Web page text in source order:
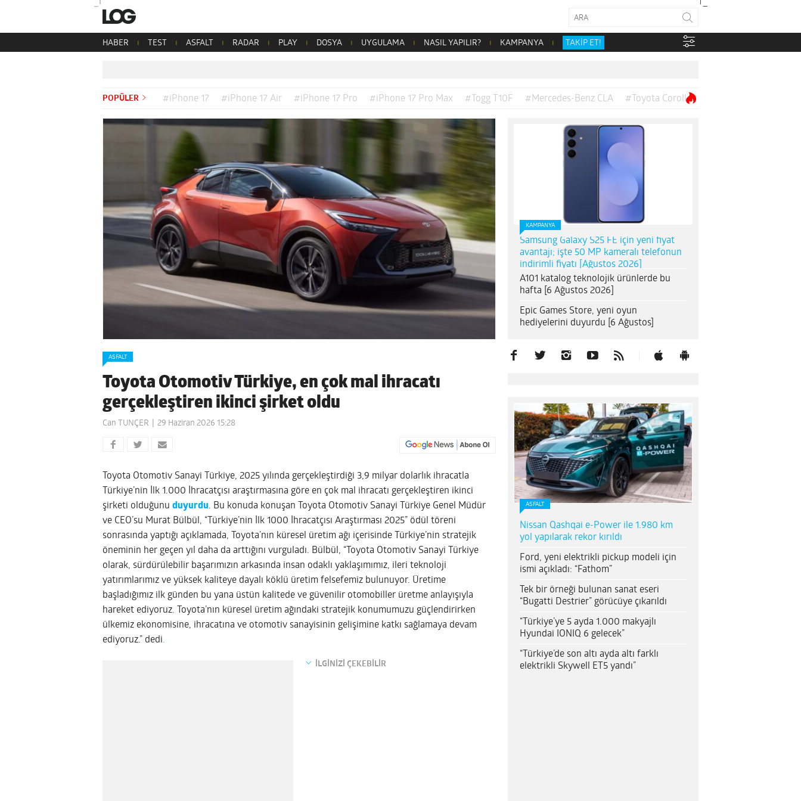
HABER TEST ASFALT RADAR PLAY DOSYA UYGULAMA NASIL YAPILIR? KAMPANYA TAKİP ET!
POPÜLER #iPhone 17 #iPhone 17 Air #iPhone 17 Pro #iPhone 17 Pro Max #Togg T10F #Mercedes-Benz CLA #Toyota Corolla
ASFALT
Toyota Otomotiv Türkiye, en çok mal ihracatı
gerçekleştiren ikinci şirket oldu
Can TUNÇER 29 Haziran 2026 15:28
Toyota Otomotiv Sanayi Türkiye, 2025 yılında gerçekleştirdiği 3,9 milyar dolarlık ihracatla
Türkiye’nin İlk 1.000 İhracatçısı araştırmasına göre en çok mal ihracatı gerçekleştiren ikinci
şirketi olduğunu duyurdu. Bu konuda konuşan Toyota Otomotiv Sanayi Türkiye Genel Müdür
ve CEO’su Murat Bülbül, “Türkiye’nin İlk 1000 İhracatçısı Araştırması 2025” ödül töreni
sonrasında yaptığı açıklamada, Toyota’nın küresel üretim ağı içerisinde Türkiye’nin stratejik
öneminin her geçen yıl daha da arttığını vurguladı. Bülbül, “Toyota Otomotiv Sanayi Türkiye
olarak, sürdürülebilir başarımızın arkasında insan odaklı yaklaşımımız, ileri teknoloji
yatırımlarımız ve yüksek kaliteye dayalı köklü üretim felsefemiz bulunuyor. Üretime
başladığımız ilk günden bu yana üstün kalitede ve güvenilir otomobiller üretme anlayışıyla
hareket ediyoruz. Toyota’nın küresel üretim ağındaki stratejik konumumuzu güçlendirirken
ülkemiz ekonomisine, ihracatına ve otomotiv sanayisinin gelişimine katkı sağlamaya devam
ediyoruz.” dedi.
İLGİNİZİ ÇEKEBİLİR
KAMPANYA
Samsung Galaxy S25 FE için yeni fiyat
avantajı; işte 50 MP kameralı telefonun
indirimli fiyatı [Ağustos 2026]
A101 katalog teknolojik ürünlerde bu
hafta [6 Ağustos 2026]
Epic Games Store, yeni oyun
hediyelerini duyurdu [6 Ağustos]
ASFALT
Nissan Qashqai e-Power ile 1.980 km
yol yapılarak rekor kırıldı
Ford, yeni elektrikli pickup modeli için
ismi açıkladı: “Fathom”
Tek bir örneği bulunan sanat eseri
“Bugatti Destrier” görücüye çıkarıldı
“Türkiye’ye 5 ayda 1.000 makyajlı
Hyundai IONIQ 6 gelecek”
“Türkiye’de son altı ayda altı farklı
elektrikli Skywell ET5 yandı”